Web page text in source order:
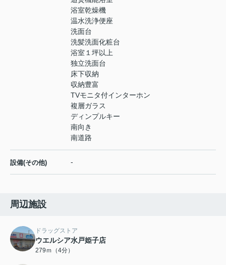
浴室乾燥機
温水洗浄便座
洗面台
洗髪洗面化粧台
浴室１坪以上
独立洗面台
床下収納
収納豊富
TVモニタ付インターホン
複層ガラス
ディンプルキー
南向き
南道路
設備(その他) -
周辺施設
ドラッグストア
ウエルシア水戸姫子店
279ｍ（4分）